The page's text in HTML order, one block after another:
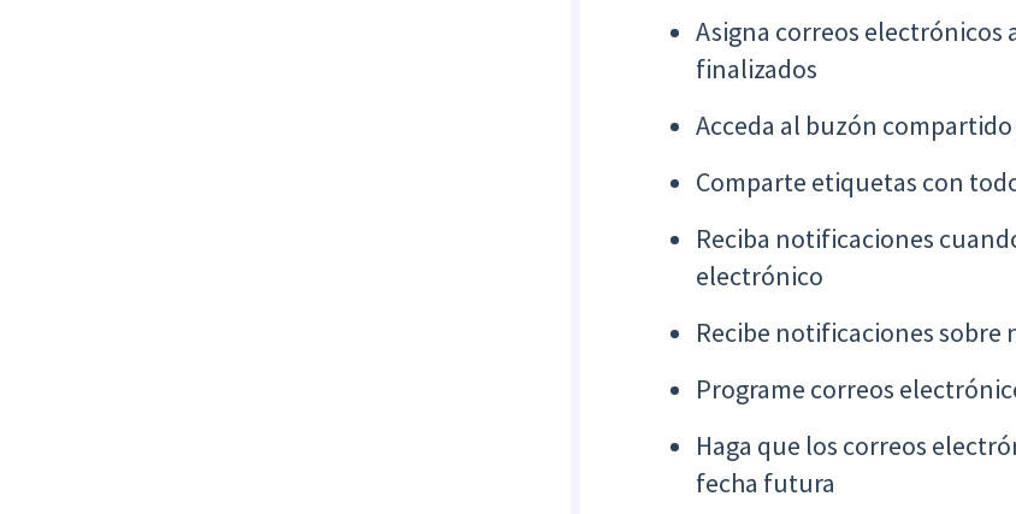
Asigna correos electrónicos
finalizados
Acceda al buzón
Comparte etiquetas con
Reciba notificaciones
electrónico
Recibe notificaciones sobre
Programe correos
Haga que los correos
fecha futura